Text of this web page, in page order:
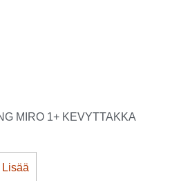
MIRO 1+ KEVYTTAKKA
Lisää